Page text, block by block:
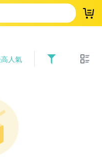
登
人氣